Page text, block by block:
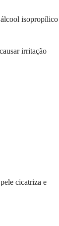
álcool isopropílico
irritação
cicatriza e